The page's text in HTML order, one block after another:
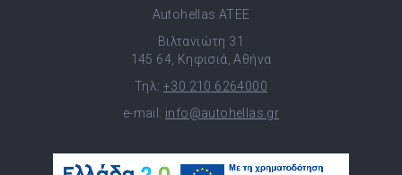
Autohellas ATEE
Βιλτανιώτη 31
145 64, Κηφισιά, Αθήνα
Τηλ: +30 210 6264000
e-mail: info@autohellas.gr